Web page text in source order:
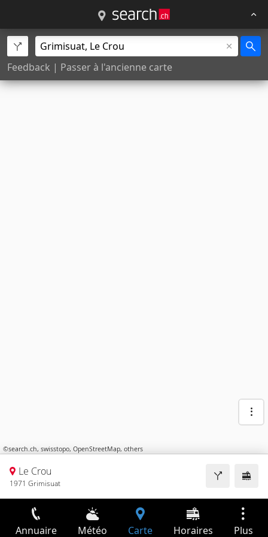
Feedback | Passer à l'ancienne carte
©search.ch, swisstopo, OpenStreetMap, others
Le Crou
1971 Grimisuat
Annuaire Météo Carte Horaires Plus